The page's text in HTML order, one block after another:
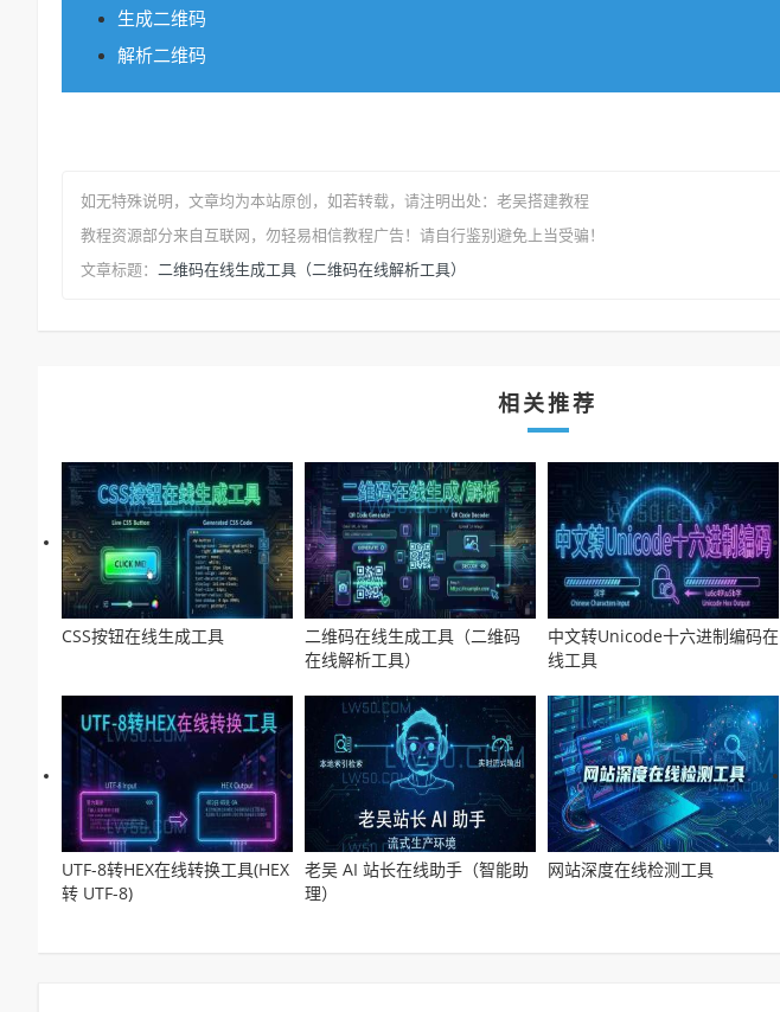
生成二维码
解析二维码
如无特殊说明，文章均为本站原创 ，如若转载，请注明出处： 老吴搭建教程
教程资源部分来自互联网，勿轻易相信教程广告！请自行鉴别避免上当受骗！
文章标题： 二维码在线生成工具（二维码在线解析工具）
相关推荐
CSS按钮在线生成工具
二维码在线生成工具（二维码
在线解析工具）
中文转Unicode十六进制编码在
线工具
UTF-8转HEX在线转换工具(HEX
转 UTF-8)
老吴 AI 站长在线助手（智能助
理）
网站深度在线检测工具